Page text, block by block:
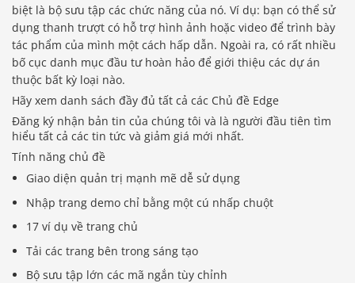
biệt là bộ sưu tập các chức năng của nó. Ví dụ: bạn có thể sử
dụng thanh trượt có hỗ trợ hình ảnh hoặc video để trình bày
tác phẩm của mình một cách hấp dẫn. Ngoài ra, có rất nhiều
bố cục danh mục đầu tư hoàn hảo để giới thiệu các dự án
thuộc bất kỳ loại nào.
Hãy xem danh sách đầy đủ tất cả các Chủ đề Edge
Đăng ký nhận bản tin của chúng tôi và là người đầu tiên tìm
hiểu tất cả các tin tức và giảm giá mới nhất.
Tính năng chủ đề
Giao diện quản trị mạnh mẽ dễ sử dụng
Nhập trang demo chỉ bằng một cú nhấp chuột
17 ví dụ về trang chủ
Tải các trang bên trong sáng tạo
Bộ sưu tập lớn các mã ngắn tùy chỉnh